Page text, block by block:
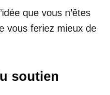
que vous n’êtes
vous feriez mieux de
soutien